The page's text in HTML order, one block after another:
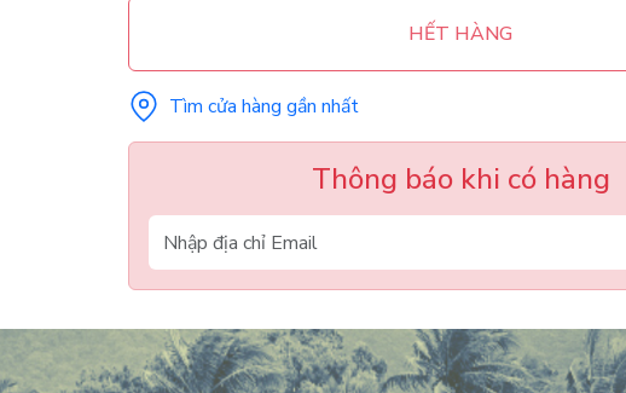
HẾT HÀNG
Tìm cửa hàng gần nhất
Thông báo khi có hàng